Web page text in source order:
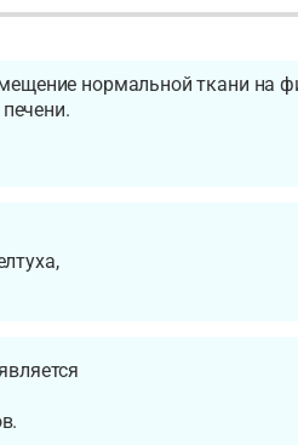
нормальной ткани на